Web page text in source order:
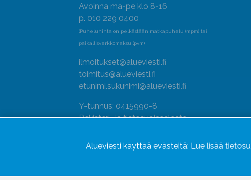
Avoinna ma-pe klo 8-16
p. 010 229 0400
(Puheluhinta on pelkästään matkapuhelu (mpm) tai
paikallisverkkomaksu (pvm)
ilmoitukset@alueviesti.fi
toimitus@alueviesti.fi
etunimi.sukunimi@alueviesti.fi
Y-tunnus: 0415990-8
Rekisteri- ja tietosuojaseloste
Seuraa meitä
Alueviesti käyttää evästeitä: Lue lisää